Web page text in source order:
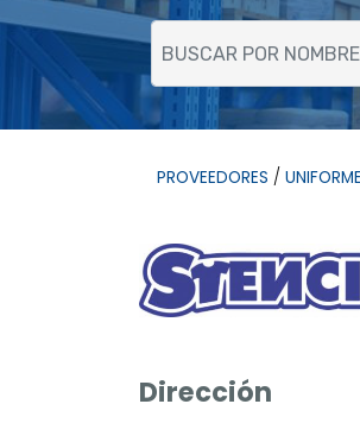
PROVEEDORES /
Dirección